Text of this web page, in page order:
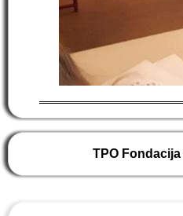
TPO Fondacija